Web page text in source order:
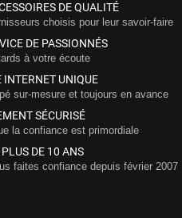
DE QUALITÉ
choisis pour leur savoir-faire
DE PASSIONNÉS
à votre écoute
INTERNET UNIQUE
sur-mesure et toujours en avance
SÉCURISÉ
la confiance est primordiale
PLUS DE 10 ANS
faites confiance depuis février 2007